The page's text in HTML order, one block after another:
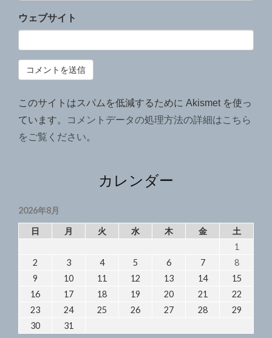
ウェブサイト
このサイトはスパムを低減するために Akismet を使っ
ています。
コメントデータの処理方法の詳細はこちら
をご覧ください。
カレンダー
2026年8月
日
月 火 水 木 金
土
1
2
3 4 5 6 7
8
9
10 11 12 13 14
15
16
17 18 19 20 21
22
23
24 25 26 27 28
29
30
31